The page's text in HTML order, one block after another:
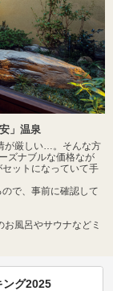
」温泉
が厳しい…。そんな方
ズナブルな価格なが
ットになっていて手
で、事前に確認して
お風呂やサウナなどミ
ング2025